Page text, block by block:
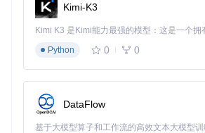
为什么这么做
据的关键，而选择合适的镜像文件则决定
对于较新的电脑（2012年后生产），选
和"UEFI (non CSM)"目标系统
Kimi-K3
Python
0 0
DataFlow
基于大模型算子和工作流的高效文本大模型